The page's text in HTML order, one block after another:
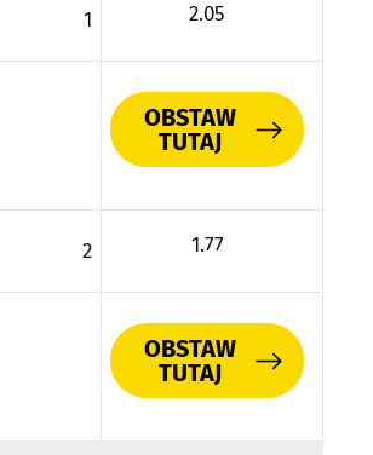
1 2.05
OBSTAW
TUTAJ
2 1.77
OBSTAW
TUTAJ